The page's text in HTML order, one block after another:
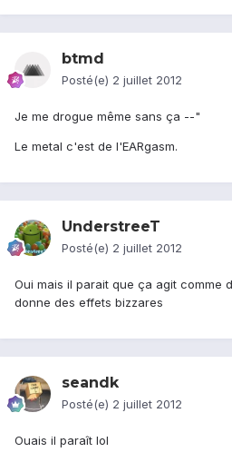
btmd
Posté(e) 2 juillet 2012
Je me drogue même sans ça --"
Le metal c'est de l'EARgasm.
UnderstreeT
Posté(e) 2 juillet 2012
Oui mais il parait que ça agit comme
donne des effets bizzares
seandk
Posté(e) 2 juillet 2012
Ouais il paraît lol